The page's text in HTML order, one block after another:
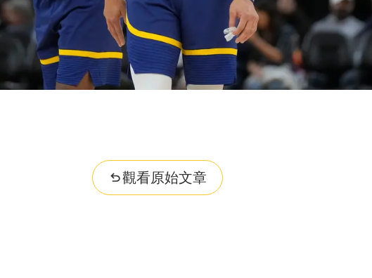
觀看原始文章